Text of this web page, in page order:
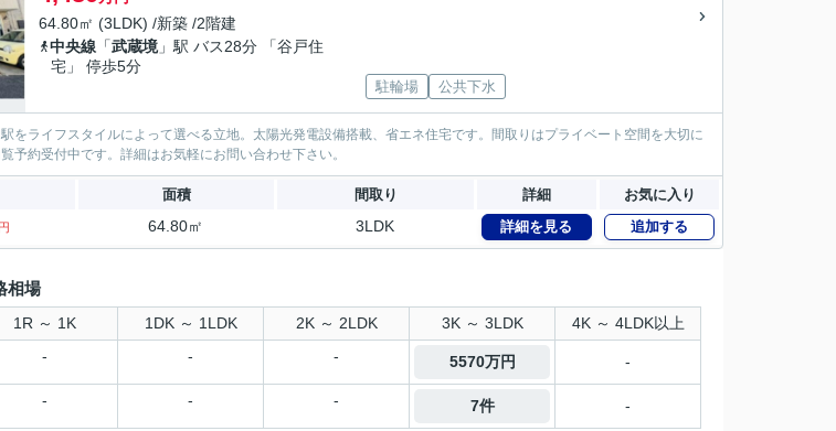
64.80㎡ (3LDK) /新築 /2階建
中央線 「武蔵境」駅 バス28分 「谷戸住
宅」 停歩5分
駐輪場 公共下水
をライフスタイルによって選べる立地。太陽光発電設備搭載、省エネ住宅です。間取りはプライベート空間を大切に
予約受付中です。詳細はお気軽にお問い合わせ下さい。
面積 間取り 詳細 お気に入り
64.80㎡ 3LDK 詳細を見る 追加する
相場
1R ～ 1K 1DK ～ 1LDK 2K ～ 2LDK 3K ～ 3LDK 4K ～ 4LDK以上
- - - 5570万円 -
- - - 7件 -